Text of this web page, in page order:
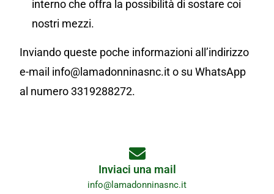
interno che offra la possibilità di sostare coi
nostri mezzi.
Inviando queste poche informazioni all’indirizzo
e-mail info@lamadonninasnc.it o su WhatsApp
al numero 3319288272.
Inviaci una mail
info@lamadonninasnc.it